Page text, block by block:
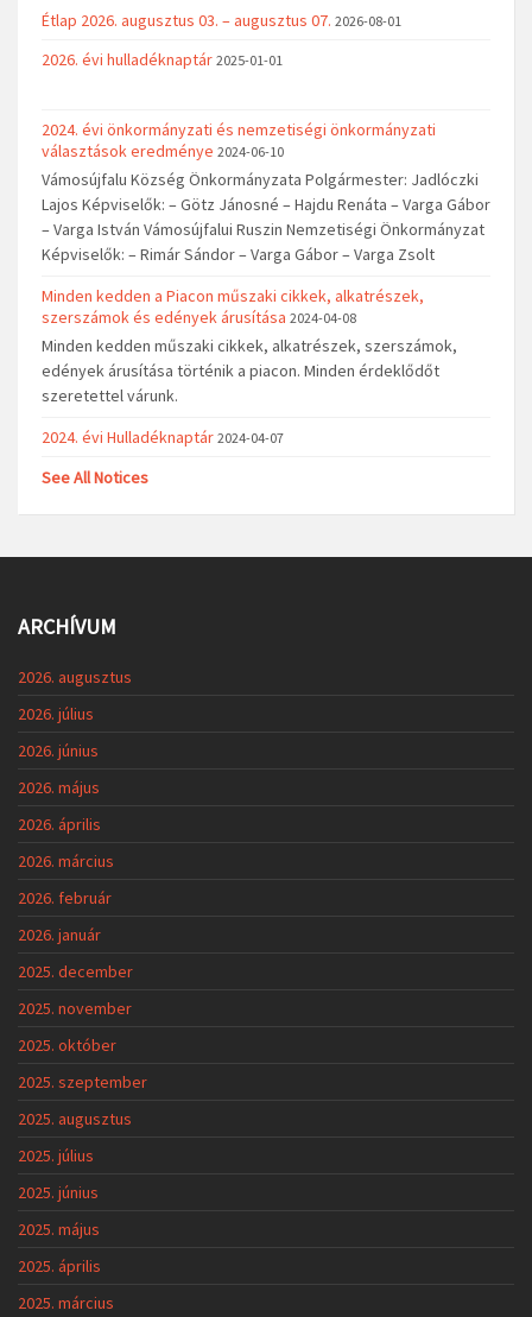
Étlap 2026. augusztus 03. – augusztus 07. 2026-08-01
2026. évi hulladéknaptár 2025-01-01
2024. évi önkormányzati és nemzetiségi önkormányzati
választások eredménye 2024-06-10
Vámosújfalu Község Önkormányzata Polgármester: Jadlóczki
Lajos Képviselők: – Götz Jánosné – Hajdu Renáta – Varga Gábor
– Varga István Vámosújfalui Ruszin Nemzetiségi Önkormányzat
Képviselők: – Rimár Sándor – Varga Gábor – Varga Zsolt
Minden kedden a Piacon műszaki cikkek, alkatrészek,
szerszámok és edények árusítása 2024-04-08
Minden kedden műszaki cikkek, alkatrészek, szerszámok,
edények árusítása történik a piacon. Minden érdeklődőt
szeretettel várunk.
2024. évi Hulladéknaptár 2024-04-07
See All Notices
ARCHÍVUM
2026. augusztus
2026. július
2026. június
2026. május
2026. április
2026. március
2026. február
2026. január
2025. december
2025. november
2025. október
2025. szeptember
2025. augusztus
2025. július
2025. június
2025. május
2025. április
2025. március